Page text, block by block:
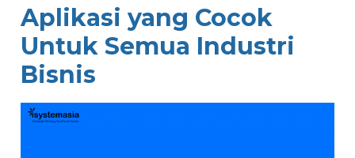
Aplikasi yang Cocok
Untuk Semua Industri
Bisnis